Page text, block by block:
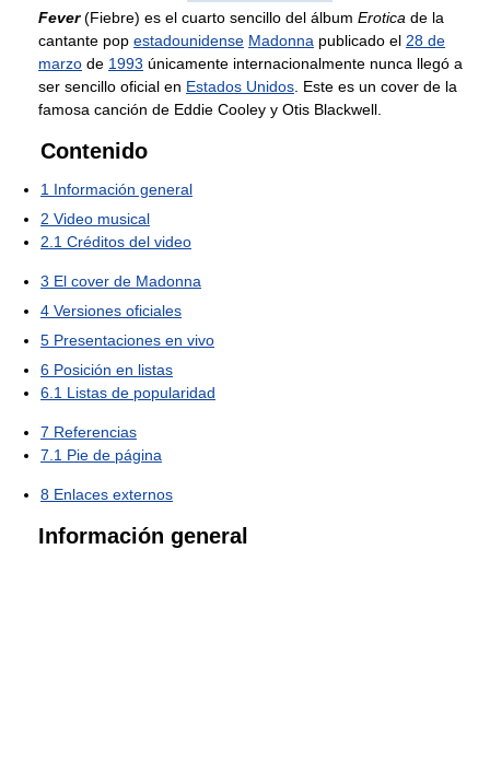
Fever(Fiebre) es el cuarto sencillo del álbum Erotica de la
cantante pop estadounidense Madonna publicado el 28 de
marzo de 1993 únicamente internacionalmente nunca llegó a
ser sencillo oficial en Estados Unidos . Este es un cover de la
famosa canción de Eddie Cooley y Otis Blackwell.
Contenido
1 Información general
2 Video musical
2.1 Créditos del video
3 El cover de Madonna
4 Versiones oficiales
5 Presentaciones en vivo
6 Posición en listas
6.1 Listas de popularidad
7 Referencias
7.1 Pie de página
8 Enlaces externos
Información general